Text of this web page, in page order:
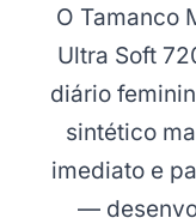
O Tamanco
Ultra Soft
diário
sintético
imediato e
—